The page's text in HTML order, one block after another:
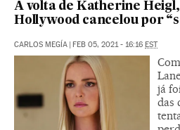
A volta de Katherine
Hollywood cancelou por
CARLOS MEGÍA FEB 05, 2021 - 16:16 EST
já
das